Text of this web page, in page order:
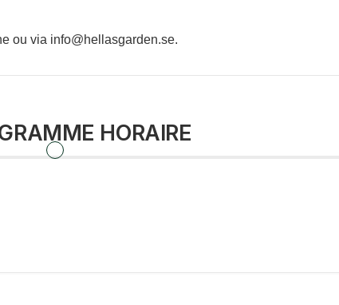
ou via info@hellasgarden.se.
HORAIRE